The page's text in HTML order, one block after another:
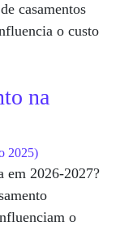
casamentos
o custo
na Toscana
na
2025)
em 2026-2027?
o